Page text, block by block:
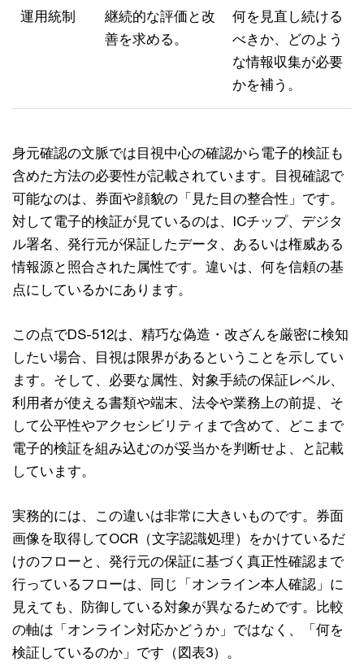
運用統制
継続的な評価と改
善を求める。
何を見直し続ける
べきか、どのよう
な情報収集が必要
かを補う。
身元確認の文脈では目視中心の確認から電子的検証も
含めた方法の必要性が記載されています。目視確認で
可能なのは、券面や顔貌の「見た目の整合性」です。
対して電子的検証が見ているのは、ICチップ、デジタ
ル署名、発行元が保証したデータ、あるいは権威ある
情報源と照合された属性です。違いは、何を信頼の基
点にしているかにあります。
この点でDS-512は、精巧な偽造・改ざんを厳密に検知
したい場合、目視は限界があるということを示してい
ます。そして、必要な属性、対象手続の保証レベル、
利用者が使える書類や端末、法令や業務上の前提、そ
して公平性やアクセシビリティまで含めて、どこまで
電子的検証を組み込むのが妥当かを判断せよ、と記載
しています。
実務的には、この違いは非常に大きいものです。券面
画像を取得してOCR（文字認識処理）をかけているだ
けのフローと、発行元の保証に基づく真正性確認まで
行っているフローは、同じ「オンライン本人確認」に
見えても、防御している対象が異なるためです。比較
の軸は「オンライン対応かどうか」ではなく、「何を
検証しているのか」です（図表3）。